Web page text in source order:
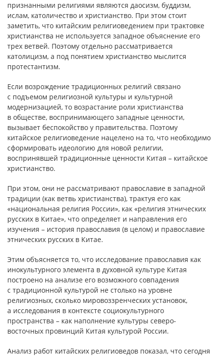
признанными религиями являются даосизм, буддизм,
ислам, католичество и христианство. При этом стоит
заметить, что китайским религиоведением при трактовке
христианства не используется западное объяснение его
трех ветвей. Поэтому отдельно рассматривается
католицизм, а под понятием христианство мыслится
протестантизм.
Если возрождение традиционных религий связано
с подъемом религиозной культуры и культурной
модернизацией, то возрастание роли христианства
в обществе, воспринимающего западные ценности,
вызывает беспокойство у правительства. Поэтому
китайское религиоведение нацелено на то, что необходимо
сформировать идеологию для новой религии,
воспринявшей традиционные ценности Китая – китайское
христианство.
При этом, они не рассматривают православие в западной
традиции (как ветвь христианства), трактуя его как
«национальная религия России», как «религия этнических
русских в Китае», что определяет и направления его
изучения – история православия (в целом) и православие
этнических русских в Китае.
Этим объясняется то, что исследование православия как
инокультурного элемента в духовной культуре Китая
построено на анализе его возможного совпадения
с традиционной культурой не столько на уровне
религиозных, сколько мировоззренческих установок,
а исследования в контексте социокультурного
пространства – как наполнение культуры северо-
восточных провинций Китая культурой России.
Анализ работ китайских религиоведов показал, что сегодня